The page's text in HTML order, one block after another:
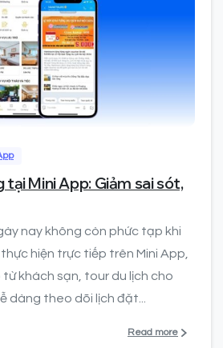
tại Mini App: Giảm sai sót,
nay không còn phức tạp khi
hiện trực tiếp trên Mini App,
khách sạn, tour du lịch cho
dàng theo dõi lịch đặt...
Read more